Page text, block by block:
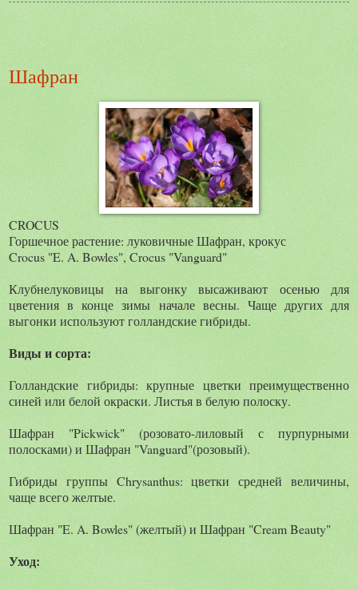
Шафран
CROCUS
Горшечное растение: луковичные Шафран, крокус
Crocus "E. A. Bowles", Crocus "Vanguard"
Клубнелуковицы на выгонку высаживают осенью для
цветения в конце зимы начале весны. Чаще других для
выгонки используют голландские гибриды.
Виды и сорта:
Голландские гибриды: крупные цветки преимущественно
синей или белой окраски. Листья в белую полоску.
Шафран "Pickwick" (розовато-лиловый с пурпурными
полосками) и Шафран "Vanguard"(розовый).
Гибриды группы Chrysanthus: цветки средней величины,
чаще всего желтые.
Шафран "E. A. Bowles" (желтый) и Шафран "Cream Beauty"
Уход: